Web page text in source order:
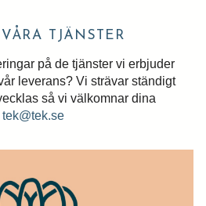
TJÄNSTER
på de tjänster vi erbjuder
leverans? Vi strävar ständigt
så vi välkomnar dina
tek@tek.se